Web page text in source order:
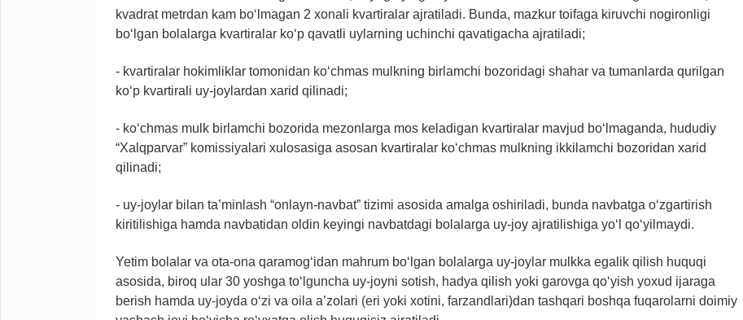
kvadrat metrdan kam bo‘lmagan 2 xonali kvartiralar ajratiladi. Bunda, mazkur toifaga kiruvchi nogironligi
bo‘lgan bolalarga kvartiralar ko‘p qavatli uylarning uchinchi qavatigacha ajratiladi;
- kvartiralar hokimliklar tomonidan ko‘chmas mulkning birlamchi bozoridagi shahar va tumanlarda qurilgan
ko‘p kvartirali uy-joylardan xarid qilinadi;
- ko‘chmas mulk birlamchi bozorida mezonlarga mos keladigan kvartiralar mavjud bo‘lmaganda, hududiy
“Xalqparvar” komissiyalari xulosasiga asosan kvartiralar ko‘chmas mulkning ikkilamchi bozoridan xarid
qilinadi;
- uy-joylar bilan ta’minlash “onlayn-navbat” tizimi asosida amalga oshiriladi, bunda navbatga o‘zgartirish
kiritilishiga hamda navbatidan oldin keyingi navbatdagi bolalarga uy-joy ajratilishiga yo‘l qo‘yilmaydi.
Yetim bolalar va ota-ona qaramog‘idan mahrum bo‘lgan bolalarga uy-joylar mulkka egalik qilish huquqi
asosida, biroq ular 30 yoshga to‘lguncha uy-joyni sotish, hadya qilish yoki garovga qo‘yish yoxud ijaraga
berish hamda uy-joyda o‘zi va oila a’zolari (eri yoki xotini, farzandlari)dan tashqari boshqa fuqarolarni doimiy